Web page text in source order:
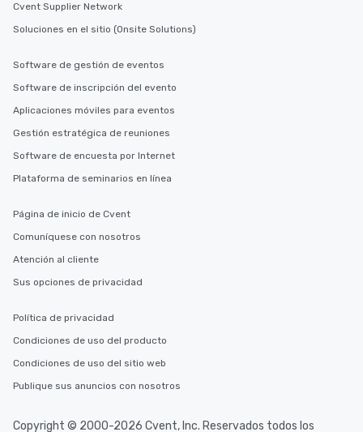
Cvent Supplier Network
Soluciones en el sitio (Onsite Solutions)
Software de gestión de eventos
Software de inscripción del evento
Aplicaciones móviles para eventos
Gestión estratégica de reuniones
Software de encuesta por Internet
Plataforma de seminarios en línea
Página de inicio de Cvent
Comuníquese con nosotros
Atención al cliente
Sus opciones de privacidad
Política de privacidad
Condiciones de uso del producto
Condiciones de uso del sitio web
Publique sus anuncios con nosotros
Copyright © 2000-2026 Cvent, Inc. Reservados todos los